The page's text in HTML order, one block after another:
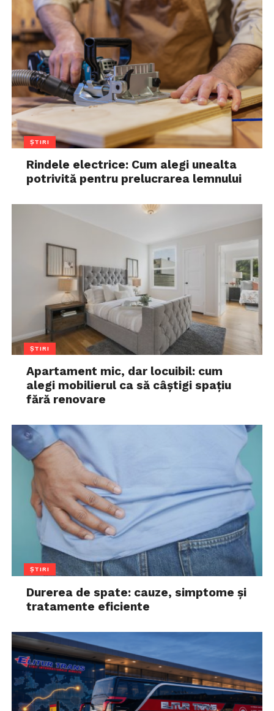
ȘTIRI
Rindele electrice: Cum alegi unealta
potrivită pentru prelucrarea lemnului
ȘTIRI
Apartament mic, dar locuibil: cum
alegi mobilierul ca să câștigi spațiu
fără renovare
ȘTIRI
Durerea de spate: cauze, simptome și
tratamente eficiente